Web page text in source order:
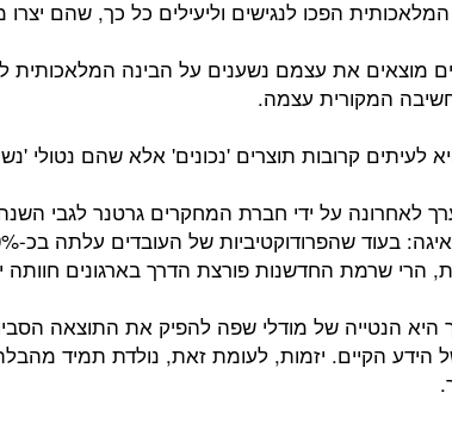
הפכו לנגישים וליעילים כל כך, שהם
מוצאים את עצמם נשענים על הבינה המלאכותית
המקורית עצמה.
לעיתים קרובות תוצרים 'נכונים' אלא שהם נטולי
לאחרונה על ידי חברת המחקרים גרטנר לגבי
הרי שרמת החדשנות פורצת הדרך בארגונים חוותה
היא הנטייה של מודלי שפה להפיק את התוצאה
הידע הקיים. יזמות, לעומת זאת, נולדת תמיד